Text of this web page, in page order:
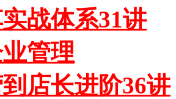
战体系31讲
管理
店长进阶36讲